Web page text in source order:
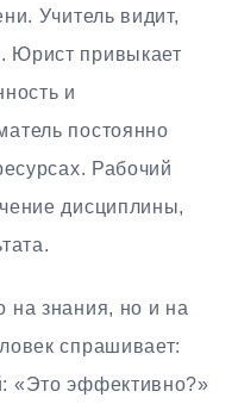
Учитель видит,
Юрист привыкает
и
постоянно
Рабочий
дисциплины,
на знания, но и на
спрашивает:
«Это эффективно?»